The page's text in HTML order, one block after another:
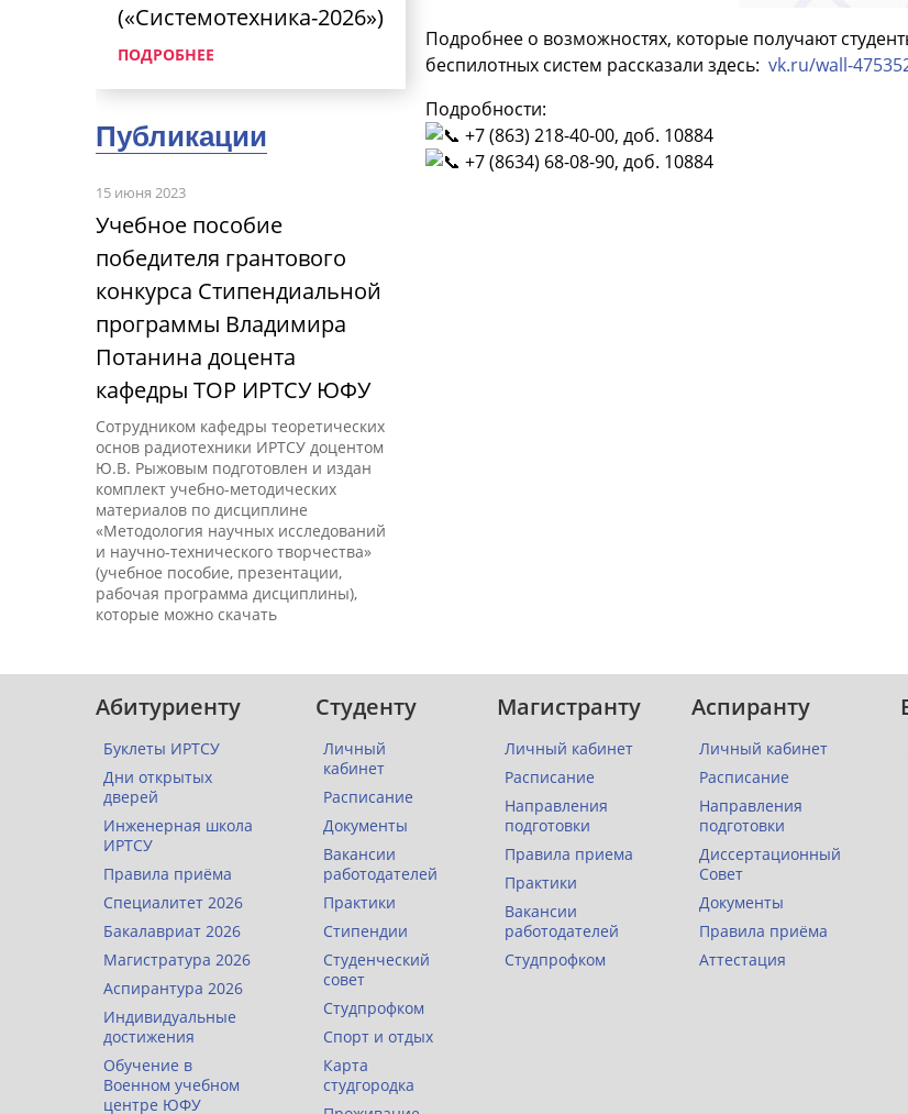
Подробнее о возможностях, которые получают
беспилотных систем рассказали здесь: vk.ru/wall-
Подробности:
+7 (863) 218-40-00, доб. 10884
+7 (8634) 68-08-90, доб. 10884
(«Системотехника-2026»)
ПОДРОБНЕЕ
Публикации
15 июня 2023
Учебное пособие
победителя грантового
конкурса Стипендиальной
программы Владимира
Потанина доцента
кафедры ТОР ИРТСУ ЮФУ
Сотрудником кафедры теоретических
основ радиотехники ИРТСУ доцентом
Ю.В. Рыжовым подготовлен и издан
комплект учебно-методических
материалов по дисциплине
«Методология научных исследований
и научно-технического творчества»
(учебное пособие, презентации,
рабочая программа дисциплины),
которые можно скачать
Абитуриенту
Буклеты ИРТСУ
Дни открытых
дверей
Инженерная школа
ИРТСУ
Правила приёма
Специалитет 2026
Бакалавриат 2026
Магистратура 2026
Аспирантура 2026
Индивидуальные
достижения
Обучение в
Военном учебном
центре ЮФУ
Студенту
Личный
кабинет
Расписание
Документы
Вакансии
работодателей
Практики
Стипендии
Студенческий
совет
Студпрофком
Спорт и отдых
Карта
студгородка
Магистранту
Личный кабинет
Расписание
Направления
подготовки
Правила приема
Практики
Вакансии
работодателей
Студпрофком
Аспиранту
Личный кабинет
Расписание
Направления
подготовки
Диссертационный
Совет
Документы
Правила приёма
Аттестация